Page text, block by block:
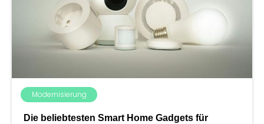
Modernisierung
Die beliebtesten Smart Home Gadgets für